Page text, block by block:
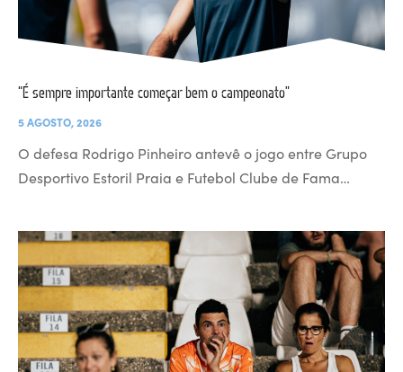
“É sempre importante começar bem o campeonato”
5 AGOSTO, 2026
O defesa Rodrigo Pinheiro antevê o jogo entre Grupo
Desportivo Estoril Praia e Futebol Clube de Fama…